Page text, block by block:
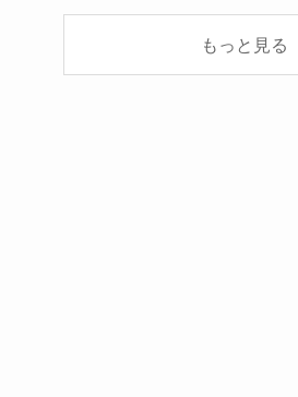
もっと見る